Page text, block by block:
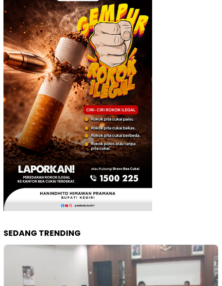
SEDANG TRENDING